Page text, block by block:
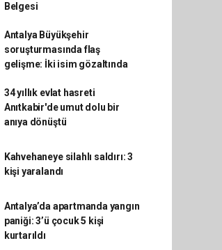
Belgesi
Antalya Büyükşehir
soruşturmasında flaş
gelişme: İki isim gözaltında
34 yıllık evlat hasreti
Anıtkabir'de umut dolu bir
anıya dönüştü
Kahvehaneye silahlı saldırı: 3
kişi yaralandı
Antalya’da apartmanda yangın
paniği: 3’ü çocuk 5 kişi
kurtarıldı